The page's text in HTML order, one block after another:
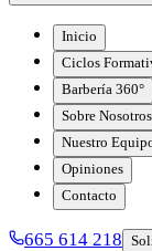
Inicio
Ciclos
Barbería 360°
Sobre Nosotros
Nuestro
Opiniones
Contacto
665 614 218